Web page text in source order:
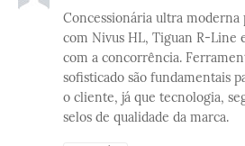
Concessionária ultra moderna
com Nivus HL, Tiguan R-Line
com a concorrência.
sofisticado são fundamentais
o cliente, já que tecnologia,
selos de qualidade da marca.